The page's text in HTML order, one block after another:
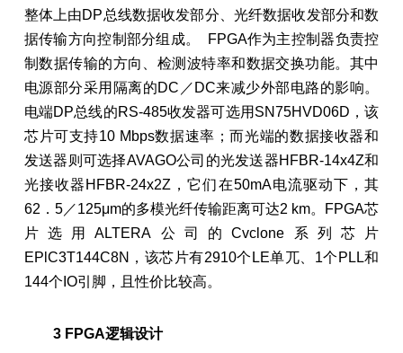
整体上由DP总线数据收发部分、光纤数据收发部分和数
据传输方向控制部分组成。 FPGA作为主控制器负责控
制数据传输的方向、检测波特率和数据交换功能。其中
电源部分采用隔离的DC／DC来减少外部电路的影响。
电端DP总线的RS-485收发器可选用SN75HVD06D，该
芯片可支持10 Mbps数据速率；而光端的数据接收器和
发送器则可选择AVAGO公司的光发送器HFBR-14x4Z和
光接收器HFBR-24x2Z，它们在50mA电流驱动下，其
62．5／125μm的多模光纤传输距离可达2 km。FPGA芯
片选用ALTERA公司的Cvclone系列芯片
EPlC3T144C8N，该芯片有2910个LE单兀、1个PLL和
144个IO引脚，且性价比较高。
3 FPGA逻辑设计